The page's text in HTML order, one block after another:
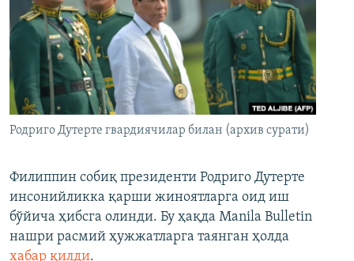
Родриго Дутерте гвардиячилар билан (архив сурати)
Филиппин собиқ президенти Родриго Дутерте
инсонийликка қарши жиноятларга оид иш
бўйича ҳибсга олинди. Бу ҳақда Manila Bulletin
нашри расмий ҳужжатларга таянган ҳолда
хабар қилди.